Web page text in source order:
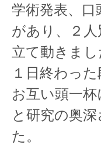
学術発表、
があり、２
立て動きまし
１日終わっ
お互い頭一
と研究の奥
た。